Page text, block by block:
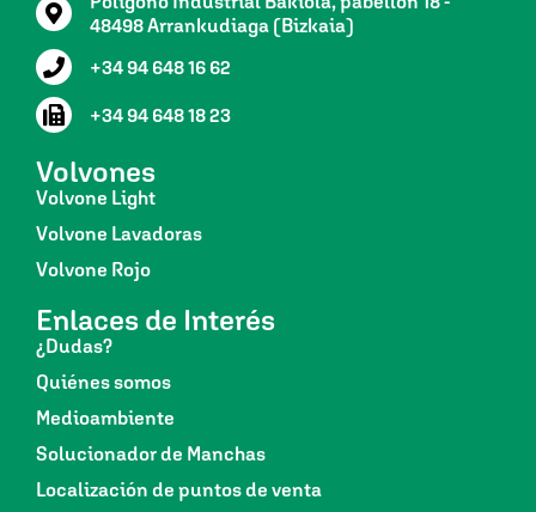
48498 Arrankudiaga (Bizkaia)
+34 94 648 16 62
+34 94 648 18 23
Volvones
Volvone Light
Volvone Lavadoras
Volvone Rojo
Enlaces de Interés
¿Dudas?
Quiénes somos
Medioambiente
Solucionador de Manchas
Localización de puntos de venta